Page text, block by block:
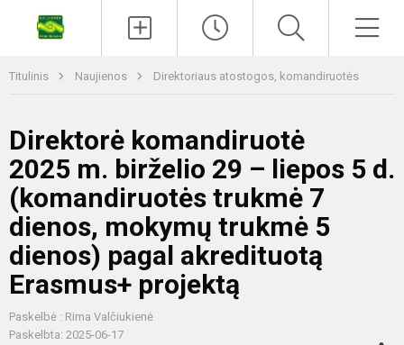
Titulinis Naujienos Direktoriaus atostogos, komandiruotės
Direktorė komandiruotė
2025 m. birželio 29 – liepos 5 d.
(komandiruotės trukmė 7
dienos, mokymų trukmė 5
dienos) pagal akredituotą
Erasmus+ projektą
Paskelbė : Rima Valčiukienė
Paskelbta: 2025-06-17